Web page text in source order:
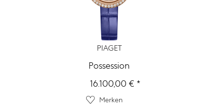
PIAGET
Possession
16.100,00 € *
Merken